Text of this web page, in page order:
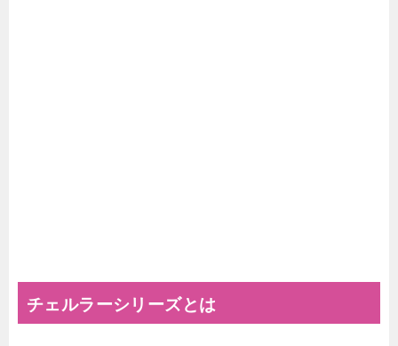
チェルラーシリーズとは